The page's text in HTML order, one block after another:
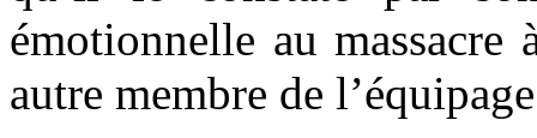
émotionnelle au massacre
autre membre de